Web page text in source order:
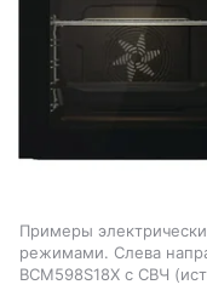
Примеры
режимами. Слева
BCM598S18X с СВЧ